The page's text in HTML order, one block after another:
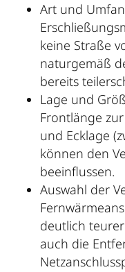
Art und
keine Straße
naturgemäß
bereits
Lage und
Frontlänge
und Ecklage
können den
beeinflussen.
Auswahl der
deutlich teurer
auch die